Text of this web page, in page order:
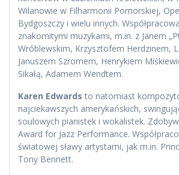
Wilanowie w Filharmonii Pomorskiej,
Bydgoszczy i wielu innych.
znakomitymi muzykami, m.in. z Janem
Wróblewskim, Krzysztofem Herdzinem,
Januszem Szromem, Henrykiem
Sikałą, Adamem Wendtem.
Karen Edwards to natomiast
najciekawszych amerykańskich,
soulowych pianistek i wokalistek.
Award for Jazz Performance.
światowej sławy artystami, jak m.in.
Tony Bennett.